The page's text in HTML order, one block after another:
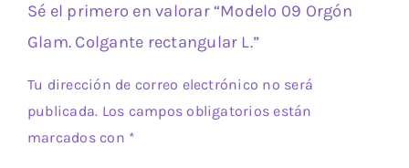
Sé el primero en valorar “Modelo 09 Orgón
Glam. Colgante rectangular L.”
Tu dirección de correo electrónico no será
publicada. Los campos obligatorios están
marcados con *